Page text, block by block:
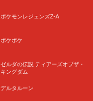
ポケモンレジェンズZ-A
ポケポケ
ゼルダの伝説 ティアーズオブザ・
キングダム
デルタルーン